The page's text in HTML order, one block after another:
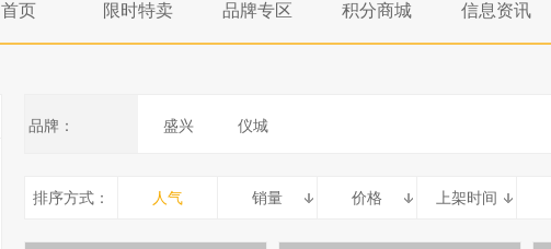
首页 限时特卖 品牌专区 积分商城 信息资讯
品牌： 盛兴 仪城
排序方式： 人气 销量 价格 上架时间